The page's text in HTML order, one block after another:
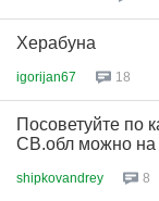
Херабуна
igorijan67 18
Посоветуйте по
СВ.обл можно на
shipkovandrey 8